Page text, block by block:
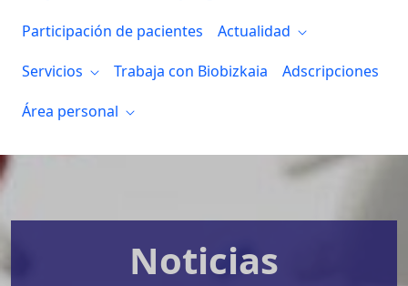
Participación de pacientes
Actualidad
Servicios
Trabaja con Biobizkaia
Adscripciones
Área personal
Noticias